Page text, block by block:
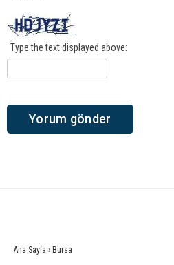
Type the text displayed above:
Ana Sayfa › Bursa